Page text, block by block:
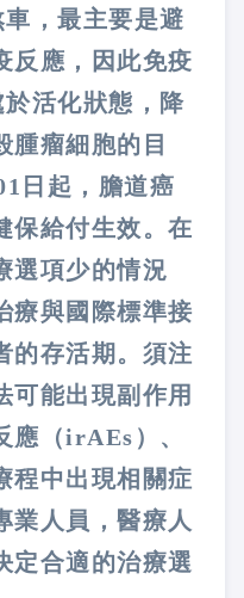
，最主要是避
反應，因此免疫
活化狀態，降
腫瘤細胞的目
日起，膽道癌
保給付生效。在
選項少的情況
療與國際標準接
的存活期。須注
可能出現副作用
應（irAEs）、
程中出現相關症
業人員，醫療人
定合適的治療選